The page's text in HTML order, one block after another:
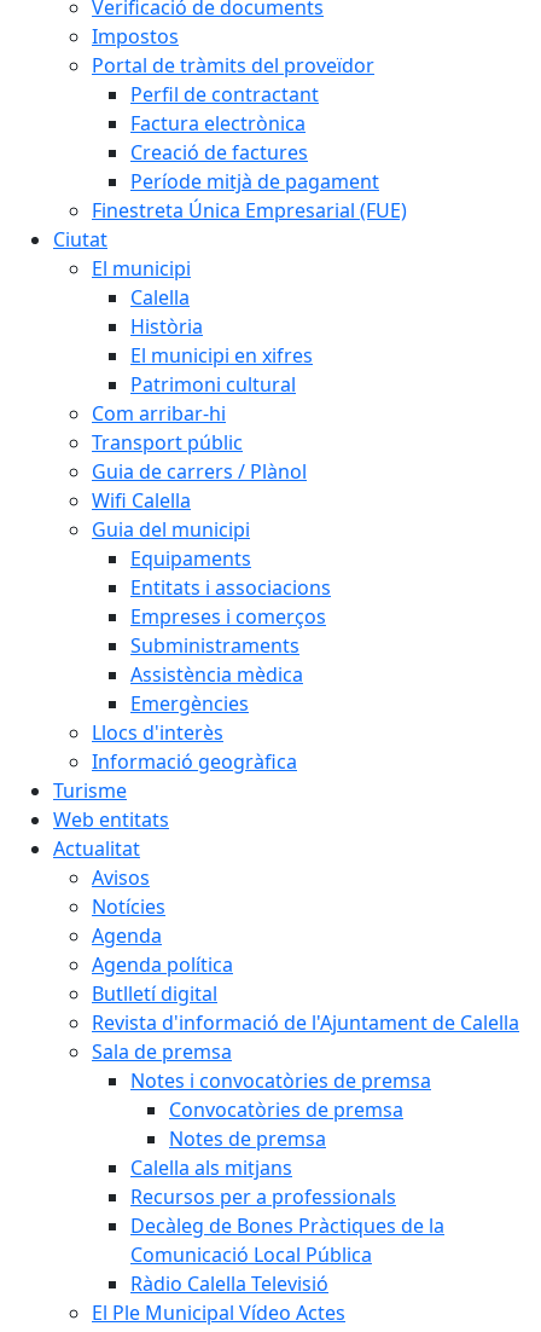
Verificació de documents
Impostos
Portal de tràmits del proveïdor
Perfil de contractant
Factura electrònica
Creació de factures
Període mitjà de pagament
Finestreta Única Empresarial (FUE)
Ciutat
El municipi
Calella
Història
El municipi en xifres
Patrimoni cultural
Com arribar-hi
Transport públic
Guia de carrers / Plànol
Wifi Calella
Guia del municipi
Equipaments
Entitats i associacions
Empreses i comerços
Subministraments
Assistència mèdica
Emergències
Llocs d'interès
Informació geogràfica
Turisme
Web entitats
Actualitat
Avisos
Notícies
Agenda
Agenda política
Butlletí digital
Revista d'informació de l'Ajuntament de Calella
Sala de premsa
Notes i convocatòries de premsa
Convocatòries de premsa
Notes de premsa
Calella als mitjans
Recursos per a professionals
Decàleg de Bones Pràctiques de la
Comunicació Local Pública
Ràdio Calella Televisió
El Ple Municipal Vídeo Actes